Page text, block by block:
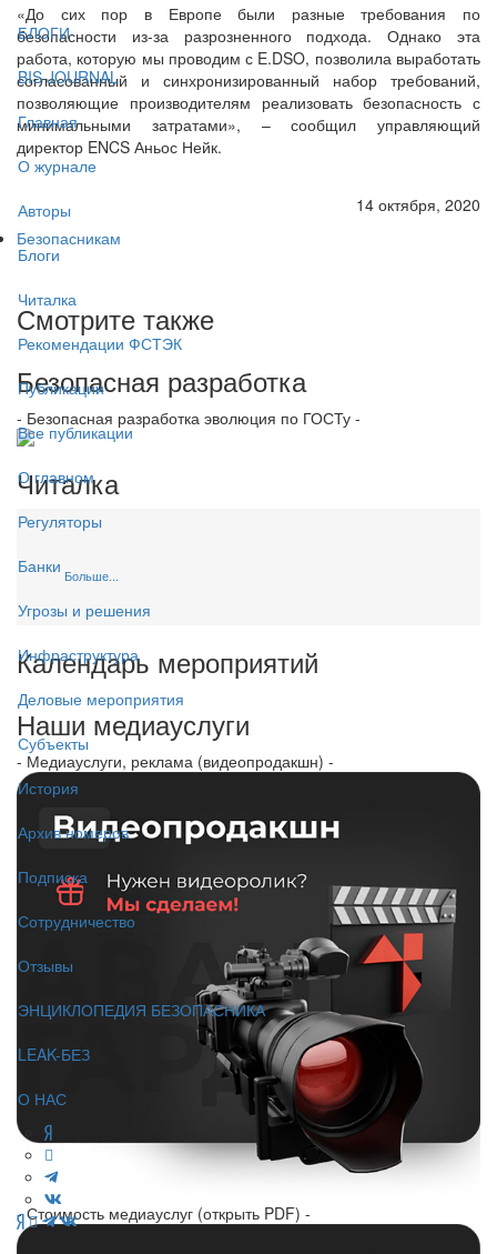
БЛОГИ
BIS JOURNAL
Главная
О журнале
Авторы
Блоги
Читалка
Рекомендации ФСТЭК
Публикации
Все публикации
О главном
Регуляторы
Банки
Угрозы и решения
Инфраструктура
Деловые мероприятия
Субъекты
История
Архив номеров
Подписка
Сотрудничество
Отзывы
ЭНЦИКЛОПЕДИЯ БЕЗОПАСНИКА
LEAK-БЕЗ
О НАС
«До сих пор в Европе были разные требования по
безопасности из-за разрозненного подхода. Однако эта
работа, которую мы проводим с E.DSO, позволила выработать
согласованный и синхронизированный набор требований,
позволяющие производителям реализовать безопасность с
минимальными затратами», – сообщил управляющий
директор ENCS Аньос Нейк.
14 октября, 2020
Безопасникам
Смотрите также
Безопасная разработка
- Безопасная разработка эволюция по ГОСТу -
Читалка
Больше...
Календарь мероприятий
Наши медиауслуги
- Медиауслуги, реклама (видеопродакшн) -
- Стоимость медиауслуг (открыть PDF) -